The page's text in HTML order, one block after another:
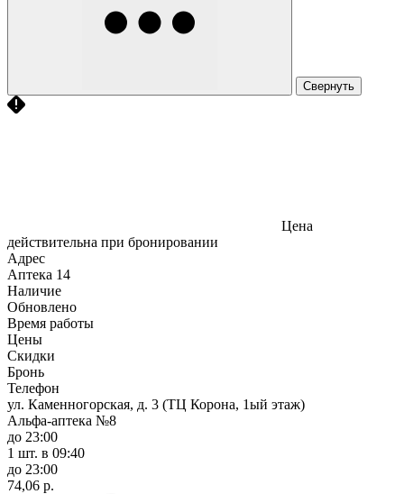
Свернуть
Цена
действительна при бронировании
Адрес
Аптека 14
Наличие
Обновлено
Время работы
Цены
Скидки
Бронь
Телефон
ул. Каменногорская, д. 3 (ТЦ Корона, 1ый этаж)
Альфа-аптека №8
до 23:00
1 шт. в 09:40
до 23:00
74,06 р.